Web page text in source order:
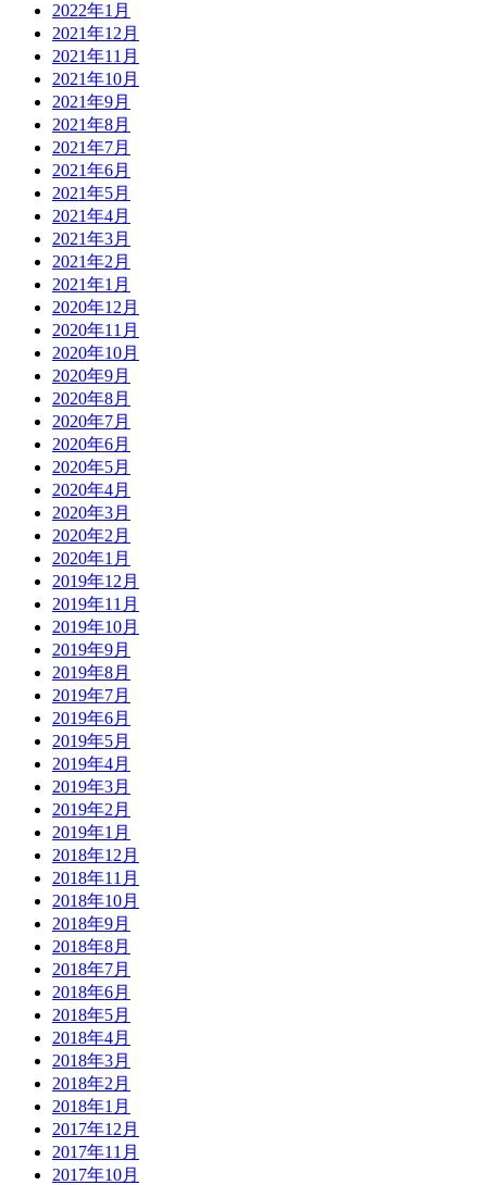
2022年1月
2021年12月
2021年11月
2021年10月
2021年9月
2021年8月
2021年7月
2021年6月
2021年5月
2021年4月
2021年3月
2021年2月
2021年1月
2020年12月
2020年11月
2020年10月
2020年9月
2020年8月
2020年7月
2020年6月
2020年5月
2020年4月
2020年3月
2020年2月
2020年1月
2019年12月
2019年11月
2019年10月
2019年9月
2019年8月
2019年7月
2019年6月
2019年5月
2019年4月
2019年3月
2019年2月
2019年1月
2018年12月
2018年11月
2018年10月
2018年9月
2018年8月
2018年7月
2018年6月
2018年5月
2018年4月
2018年3月
2018年2月
2018年1月
2017年12月
2017年11月
2017年10月